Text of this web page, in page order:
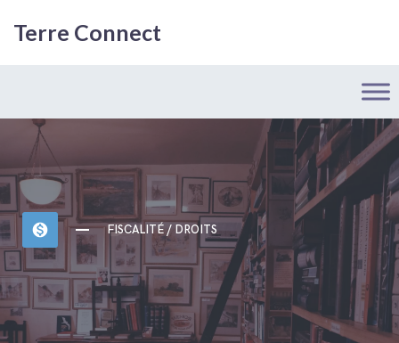
Terre Connect
monetization_on FISCALITÉ / DROITS